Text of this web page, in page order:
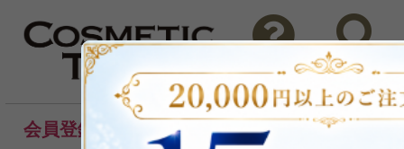
問い合わせ 検索
会員登録後のお買い物でポイントプレゼント！